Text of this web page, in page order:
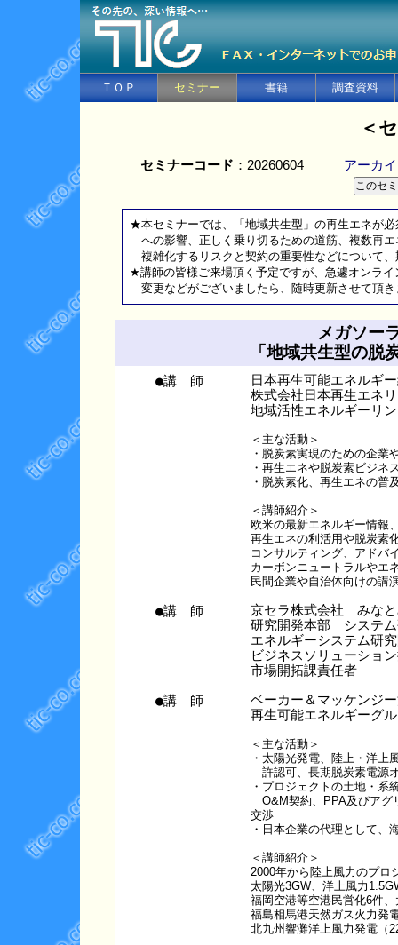
ＴＯＰ セミナー 書籍 調査資料
＜
セミナーコード ：20260604 アーカ
★本セミナーでは、「地域共生型」の再生エネが
への影響、正しく乗り切るための道筋、複数再
複雑化するリスクと契約の重要性などについて
★講師の皆様ご来場頂く予定ですが、急遽オンラ
変更などがございましたら、随時更新させて頂
メガソー
「地域共生型の脱
●講 師
日本再生可能エネルギ
株式会社日本再生エネ
地域活性エネルギーリ
＜主な活動＞
・脱炭素実現のための企業
・再生エネや脱炭素ビジネ
・脱炭素化、再生エネの普
＜講師紹介＞
欧米の最新エネルギー情報
再生エネの利活用や脱炭素
コンサルティング、アドバ
カーボンニュートラルやエ
民間企業や自治体向けの講
●講 師
京セラ株式会社 みなと
研究開発本部 システム
エネルギーシステム研
ビジネスソリューショ
市場開拓課責任者
●講 師
ベーカー＆マッケンジ
再生可能エネルギーグ
＜主な活動＞
・太陽光発電、陸上・洋上
許認可、長期脱炭素電源
・プロジェクトの土地・系
O&M契約、PPA及びアグ
交渉
・日本企業の代理として、
＜講師紹介＞
2000年から陸上風力のプロ
太陽光3GW、洋上風力
福岡空港等空港民営化6件
福島相馬港天然ガス火力発
北九州響灘洋上風力発電（